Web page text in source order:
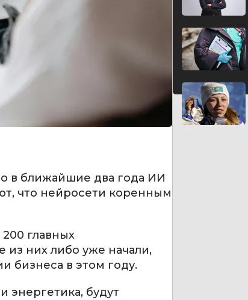
в ближайшие два года ИИ
что нейросети коренным
главных
из них либо уже начали,
бизнеса в этом году.
энергетика, будут